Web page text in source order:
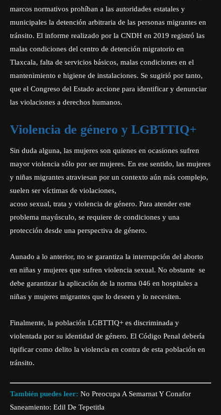
marcos normativos prohíban a las autoridades estatales y
municipales la detención arbitraria de las personas migrantes en
tránsito. El informe realizado por la CNDH en 2019 registró las
malas condiciones del centro de detención migratorio en
Tlaxcala, falta de servicios básicos, malas condiciones en el
mantenimiento e higiene de instalaciones. Se sugirió por tanto,
que el Congreso del Estado accione para identificar y denunciar
las violaciones a derechos humanos.
Violencia de género y LGBTTIQ+
Sin duda alguna, las mujeres son quienes en ocasiones sufren
mayor violencia sólo por ser mujeres. En ese sentido, las mujeres
y niñas migrantes atraviesan por un contexto aún más complejo,
suelen ser víctimas de violaciones,
acoso sexual, trata y violencia de género. Para atender este
problema mayúsculo, se requiere de condiciones y una
protección desde una perspectiva de género.
Aunado a lo anterior, no se garantiza la interrupción del aborto
en niñas y mujeres que sufren violencia sexual. No obstante se
debe garantizar la aplicación de la norma 046 en hospitales a
niñas y mujeres migrantes que lo deseen y lo necesiten.
Finalmente, la población LGBTTIQ+ es discriminada y
violentada por su identidad de género. El Código Penal debería
tipificar como delito la violencia en contra de esta población en
tránsito.
También puedes leer: No Preocupa A Semarnat Y Conafor
Saneamiento: Edil De Tepetitla